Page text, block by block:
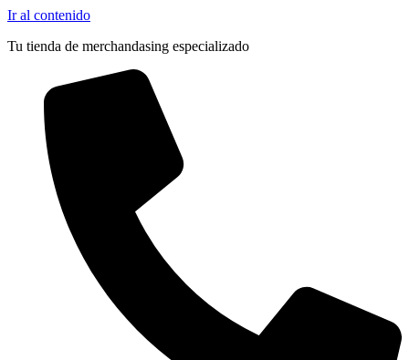
Ir al contenido
Tu tienda de merchandasing especializado